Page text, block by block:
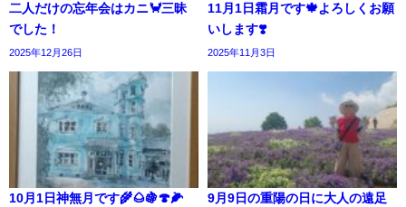
二人だけの忘年会はカニ🦀三昧
でした！
2025年12月26日
11月1日霜月です🍁よろしくお願
いします❣️
2025年11月3日
10月1日神無月です🌾🌰🍇🍄🌽
9月9日の重陽の日に大人の遠足